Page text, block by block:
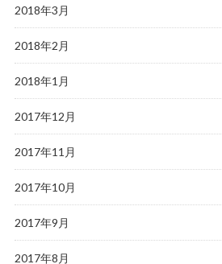
2018年3月
2018年2月
2018年1月
2017年12月
2017年11月
2017年10月
2017年9月
2017年8月